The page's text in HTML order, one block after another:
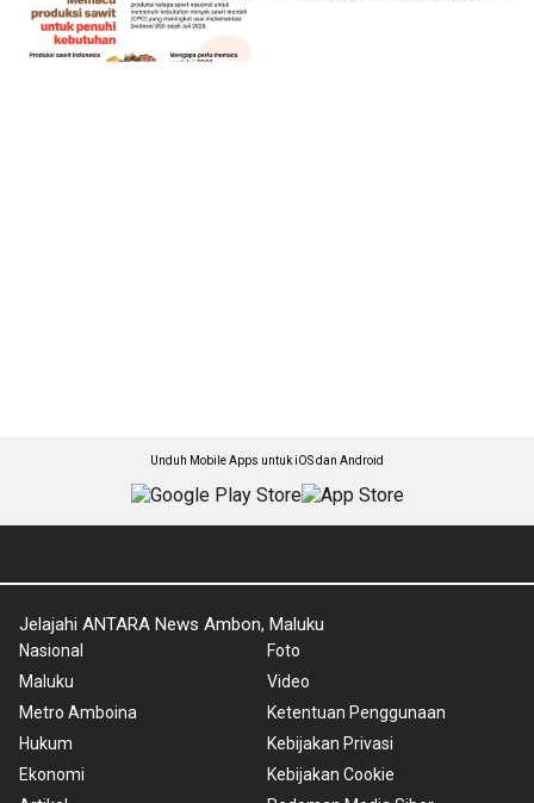
Unduh Mobile Apps untuk iOS dan Android
Jelajahi ANTARA News Ambon, Maluku
Nasional
Maluku
Metro Amboina
Hukum
Ekonomi
Foto
Video
Ketentuan Penggunaan
Kebijakan Privasi
Kebijakan Cookie